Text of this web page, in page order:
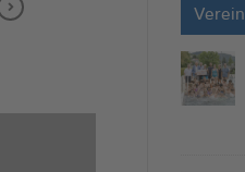
Verein